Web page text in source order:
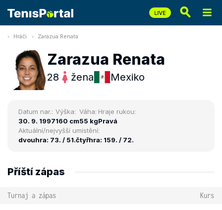
Hráči Zarazua Renata
Zarazua Renata
28 žena Mexiko
Datum nar.:
30. 9. 1997
Výška:
160 cm
Váha:
55 kg
Hraje rukou:
Pravá
Aktuální/nejvyšší umístění:
dvouhra: 73. / 51.čtyřhra: 159. / 72.
Příští zápas
Turnaj a zápas Kurs